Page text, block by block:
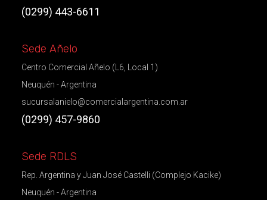
(0299) 443-6611
Sede Añelo
Centro Comercial Añelo (L6, Local 1)
Neuquén - Argentina
sucursalanielo@comercialargentina.com.ar
(0299) 457-9860
Sede RDLS
Rep. Argentina y Juan José Castelli (Complejo Kacike)
Neuquén - Argentina